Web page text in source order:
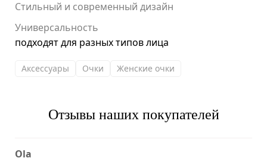
Стильный и современный дизайн
Универсальность
подходят для разных типов лица
Аксессуары Очки Женские очки
Отзывы наших покупателей
Ola